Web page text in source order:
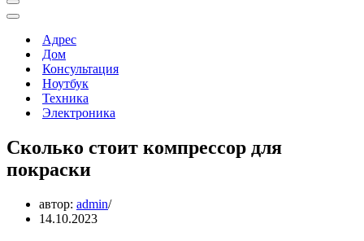
Меню
навигации
Меню
навигацииАдрес
Дом
Консультация
Ноутбук
Техника
Электроника
Сколько стоит компрессор для
покраски
автор: admin
14.10.2023